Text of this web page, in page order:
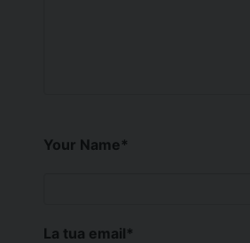
Your Name*
La tua email*